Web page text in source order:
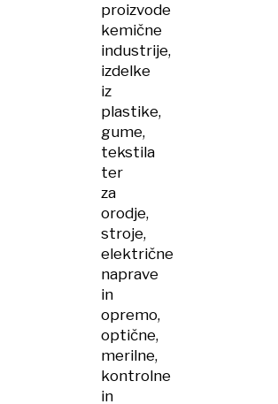
proizvode
kemične
industrije,
izdelke
iz
plastike,
gume,
tekstila
ter
za
orodje,
stroje,
električne
naprave
in
opremo,
optične,
merilne,
kontrolne
in